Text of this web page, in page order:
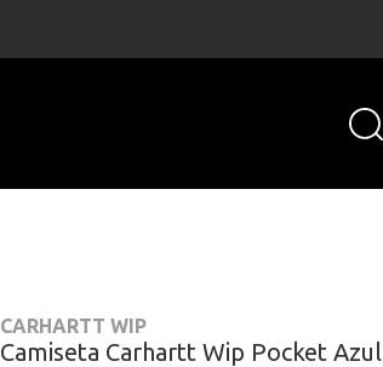
CARHARTT WIP
Camiseta Carhartt Wip Pocket Azul